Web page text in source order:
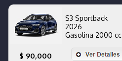
$ 90,000
S3 Sportback
2026
Gasolina 2000 cc